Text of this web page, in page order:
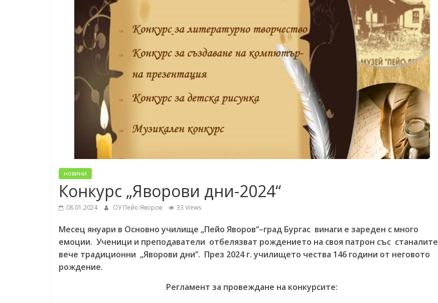
новини
Конкурс „Яворови дни-2024“
08.01.2024 ОУ Пейо Яворов 33 Views
Месец януари в Основно училище „Пейо Яворов“–град Бургас винаги е зареден с много
емоции. Ученици и преподаватели отбелязват рождението на своя патрон със станалите
вече традиционни „Яворови дни”. През 2024 г. училището чества 146 години от неговото
рождение.
Регламент за провеждане на конкурсите: